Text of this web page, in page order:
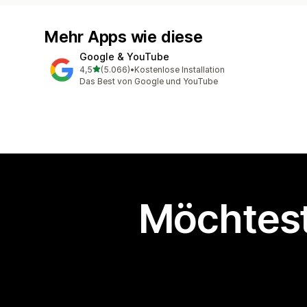
Mehr Apps wie diese
Google & YouTube
4,5von 5 Sternen
(5.066)
5066 Rezensionen insgesamt
•Kostenlose Installation
Das Best von Google und YouTube